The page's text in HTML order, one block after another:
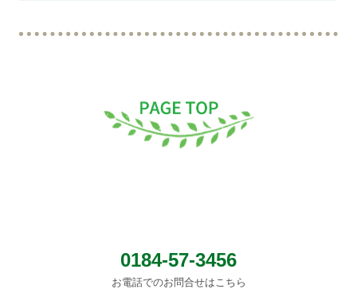
0184-57-3456
お電話でのお問合せはこちら